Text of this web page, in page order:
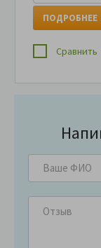
ПОДРОБНЕЕ
Сравнить